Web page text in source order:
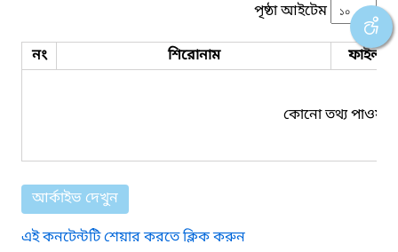
পৃষ্ঠা আইটেম
নং শিরোনাম ফাইল
কোনো তথ্য পাওয়া
আর্কাইভ দেখুন
এই কনটেন্টটি শেয়ার করতে ক্লিক করুন